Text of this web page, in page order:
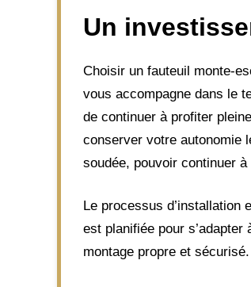
Un
Choisir un fauteuil monte-
vous accompagne dans le
de continuer à profiter
conserver votre autonomie
soudée, pouvoir continuer
Le processus d’installation
est planifiée pour
montage propre et sécurisé.